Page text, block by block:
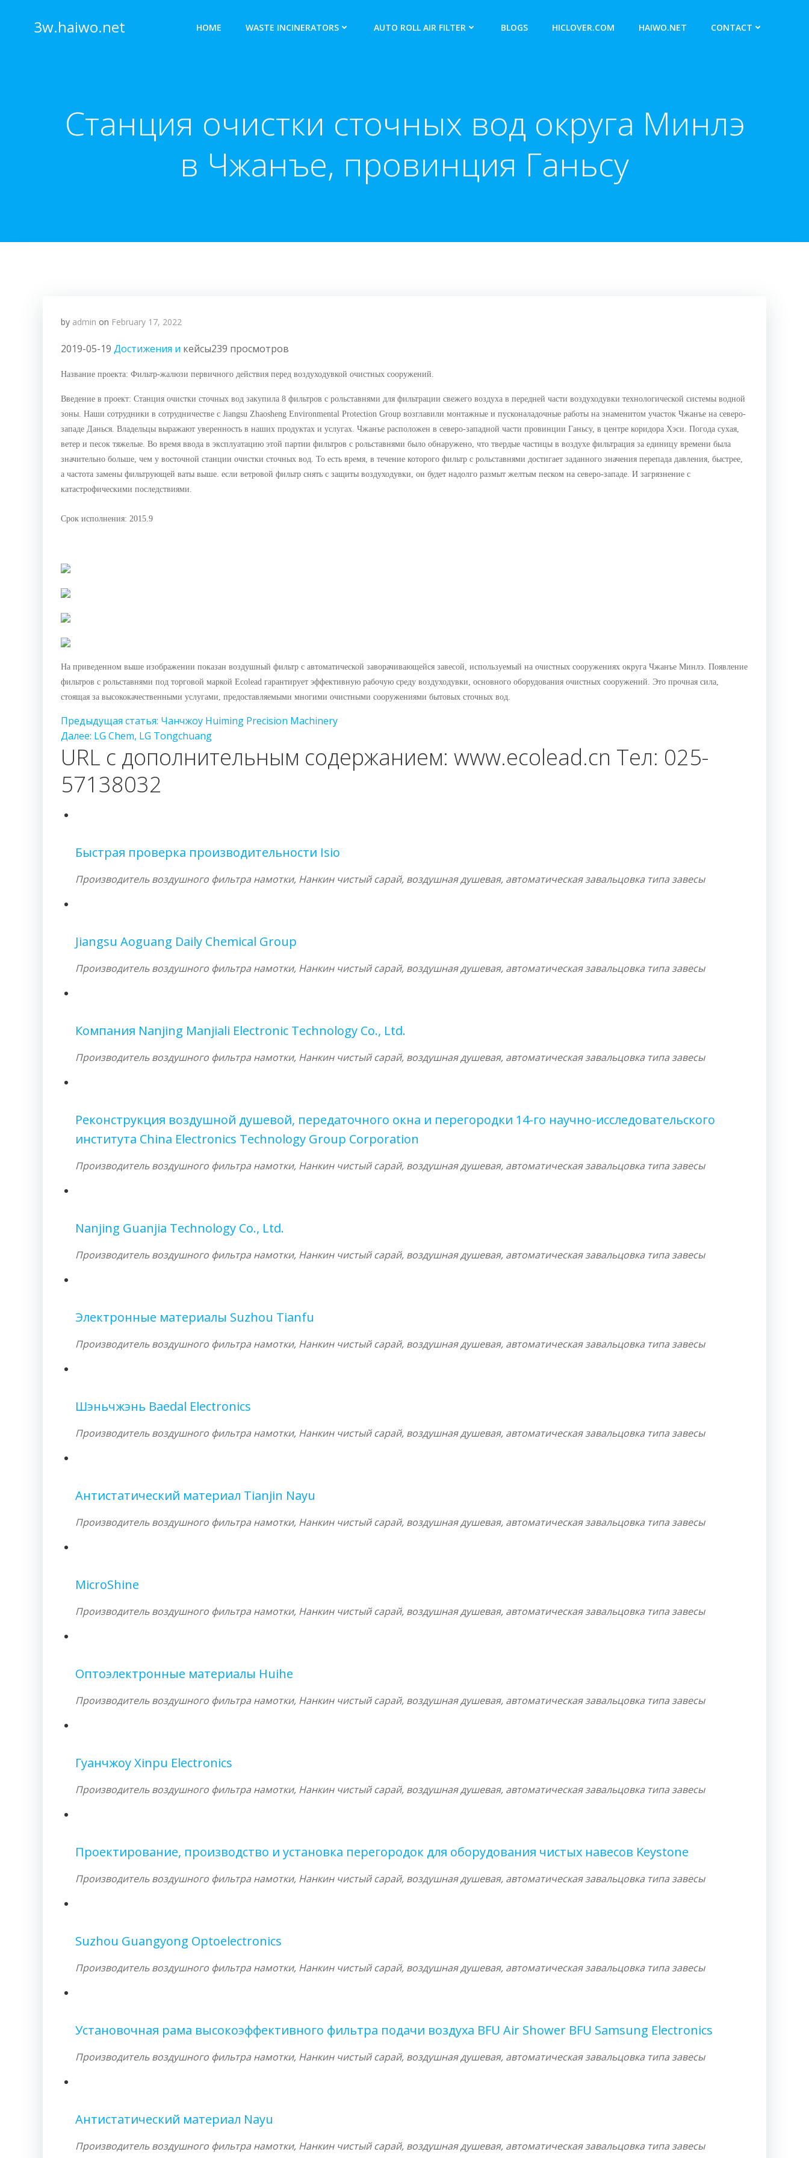
3w.haiwo.net HOME WASTE INCINERATORS AUTO ROLL AIR FILTER BLOGS HICLOVER.COM HAIWO.NET CONTACT
Станция очистки сточных вод округа Минлэ
в Чжанъе, провинция Ганьсу
by admin on February 17, 2022
2019-05-19 Достижения и кейсы239 просмотров
Название проекта: Фильтр-жалюзи первичного действия перед воздуходувкой очистных сооружений.
Введение в проект: Станция очистки сточных вод закупила 8 фильтров с рольставнями для фильтрации свежего воздуха в передней части воздуходувки технологической системы водной
зоны. Наши сотрудники в сотрудничестве с Jiangsu Zhaosheng Environmental Protection Group возглавили монтажные и пусконаладочные работы на знаменитом участок Чжанъе на северо-
западе Данься. Владельцы выражают уверенность в наших продуктах и услугах. Чжанъе расположен в северо-западной части провинции Ганьсу, в центре коридора Хэси. Погода сухая,
ветер и песок тяжелые. Во время ввода в эксплуатацию этой партии фильтров с рольставнями было обнаружено, что твердые частицы в воздухе фильтрация за единицу времени была
значительно больше, чем у восточной станции очистки сточных вод. То есть время, в течение которого фильтр с рольставнями достигает заданного значения перепада давления, быстрее,
а частота замены фильтрующей ваты выше. если ветровой фильтр снять с защиты воздуходувки, он будет надолго размыт желтым песком на северо-западе. И загрязнение с
катастрофическими последствиями.
Срок исполнения: 2015.9
На приведенном выше изображении показан воздушный фильтр с автоматической заворачивающейся завесой, используемый на очистных сооружениях округа Чжанъе Минлэ. Появление
фильтров с рольставнями под торговой маркой Ecolead гарантирует эффективную рабочую среду воздуходувки, основного оборудования очистных сооружений. Это прочная сила,
стоящая за высококачественными услугами, предоставляемыми многими очистными сооружениями бытовых сточных вод.
Предыдущая статья: Чанчжоу Huiming Precision Machinery
Далее: LG Chem, LG Tongchuang
URL с дополнительным содержанием: www.ecolead.cn Тел: 025-
57138032
Быстрая проверка производительности Isio
Производитель воздушного фильтра намотки, Нанкин чистый сарай, воздушная душевая, автоматическая завальцовка типа завесы
Jiangsu Aoguang Daily Chemical Group
Производитель воздушного фильтра намотки, Нанкин чистый сарай, воздушная душевая, автоматическая завальцовка типа завесы
Компания Nanjing Manjiali Electronic Technology Co., Ltd.
Производитель воздушного фильтра намотки, Нанкин чистый сарай, воздушная душевая, автоматическая завальцовка типа завесы
Реконструкция воздушной душевой, передаточного окна и перегородки 14-го научно-исследовательского
института China Electronics Technology Group Corporation
Производитель воздушного фильтра намотки, Нанкин чистый сарай, воздушная душевая, автоматическая завальцовка типа завесы
Nanjing Guanjia Technology Co., Ltd.
Производитель воздушного фильтра намотки, Нанкин чистый сарай, воздушная душевая, автоматическая завальцовка типа завесы
Электронные материалы Suzhou Tianfu
Производитель воздушного фильтра намотки, Нанкин чистый сарай, воздушная душевая, автоматическая завальцовка типа завесы
Шэньчжэнь Baedal Electronics
Производитель воздушного фильтра намотки, Нанкин чистый сарай, воздушная душевая, автоматическая завальцовка типа завесы
Антистатический материал Tianjin Nayu
Производитель воздушного фильтра намотки, Нанкин чистый сарай, воздушная душевая, автоматическая завальцовка типа завесы
MicroShine
Производитель воздушного фильтра намотки, Нанкин чистый сарай, воздушная душевая, автоматическая завальцовка типа завесы
Оптоэлектронные материалы Huihe
Производитель воздушного фильтра намотки, Нанкин чистый сарай, воздушная душевая, автоматическая завальцовка типа завесы
Гуанчжоу Xinpu Electronics
Производитель воздушного фильтра намотки, Нанкин чистый сарай, воздушная душевая, автоматическая завальцовка типа завесы
Проектирование, производство и установка перегородок для оборудования чистых навесов Keystone
Производитель воздушного фильтра намотки, Нанкин чистый сарай, воздушная душевая, автоматическая завальцовка типа завесы
Suzhou Guangyong Optoelectronics
Производитель воздушного фильтра намотки, Нанкин чистый сарай, воздушная душевая, автоматическая завальцовка типа завесы
Установочная рама высокоэффективного фильтра подачи воздуха BFU Air Shower BFU Samsung Electronics
Производитель воздушного фильтра намотки, Нанкин чистый сарай, воздушная душевая, автоматическая завальцовка типа завесы
Антистатический материал Nayu
Производитель воздушного фильтра намотки, Нанкин чистый сарай, воздушная душевая, автоматическая завальцовка типа завесы